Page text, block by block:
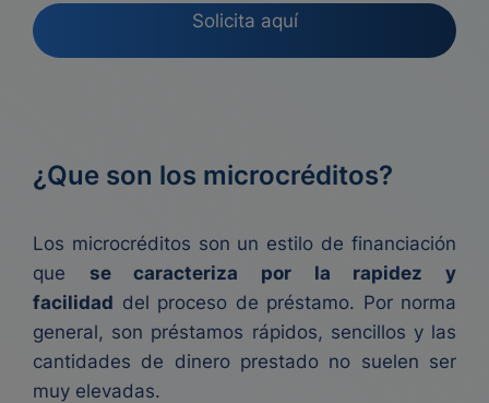
Solicita aquí
¿Que son los microcréditos?
Los microcréditos son un estilo de financiación
que se caracteriza por la rapidez y
facilidad del proceso de préstamo. Por norma
general, son préstamos rápidos, sencillos y las
cantidades de dinero prestado no suelen ser
muy elevadas.